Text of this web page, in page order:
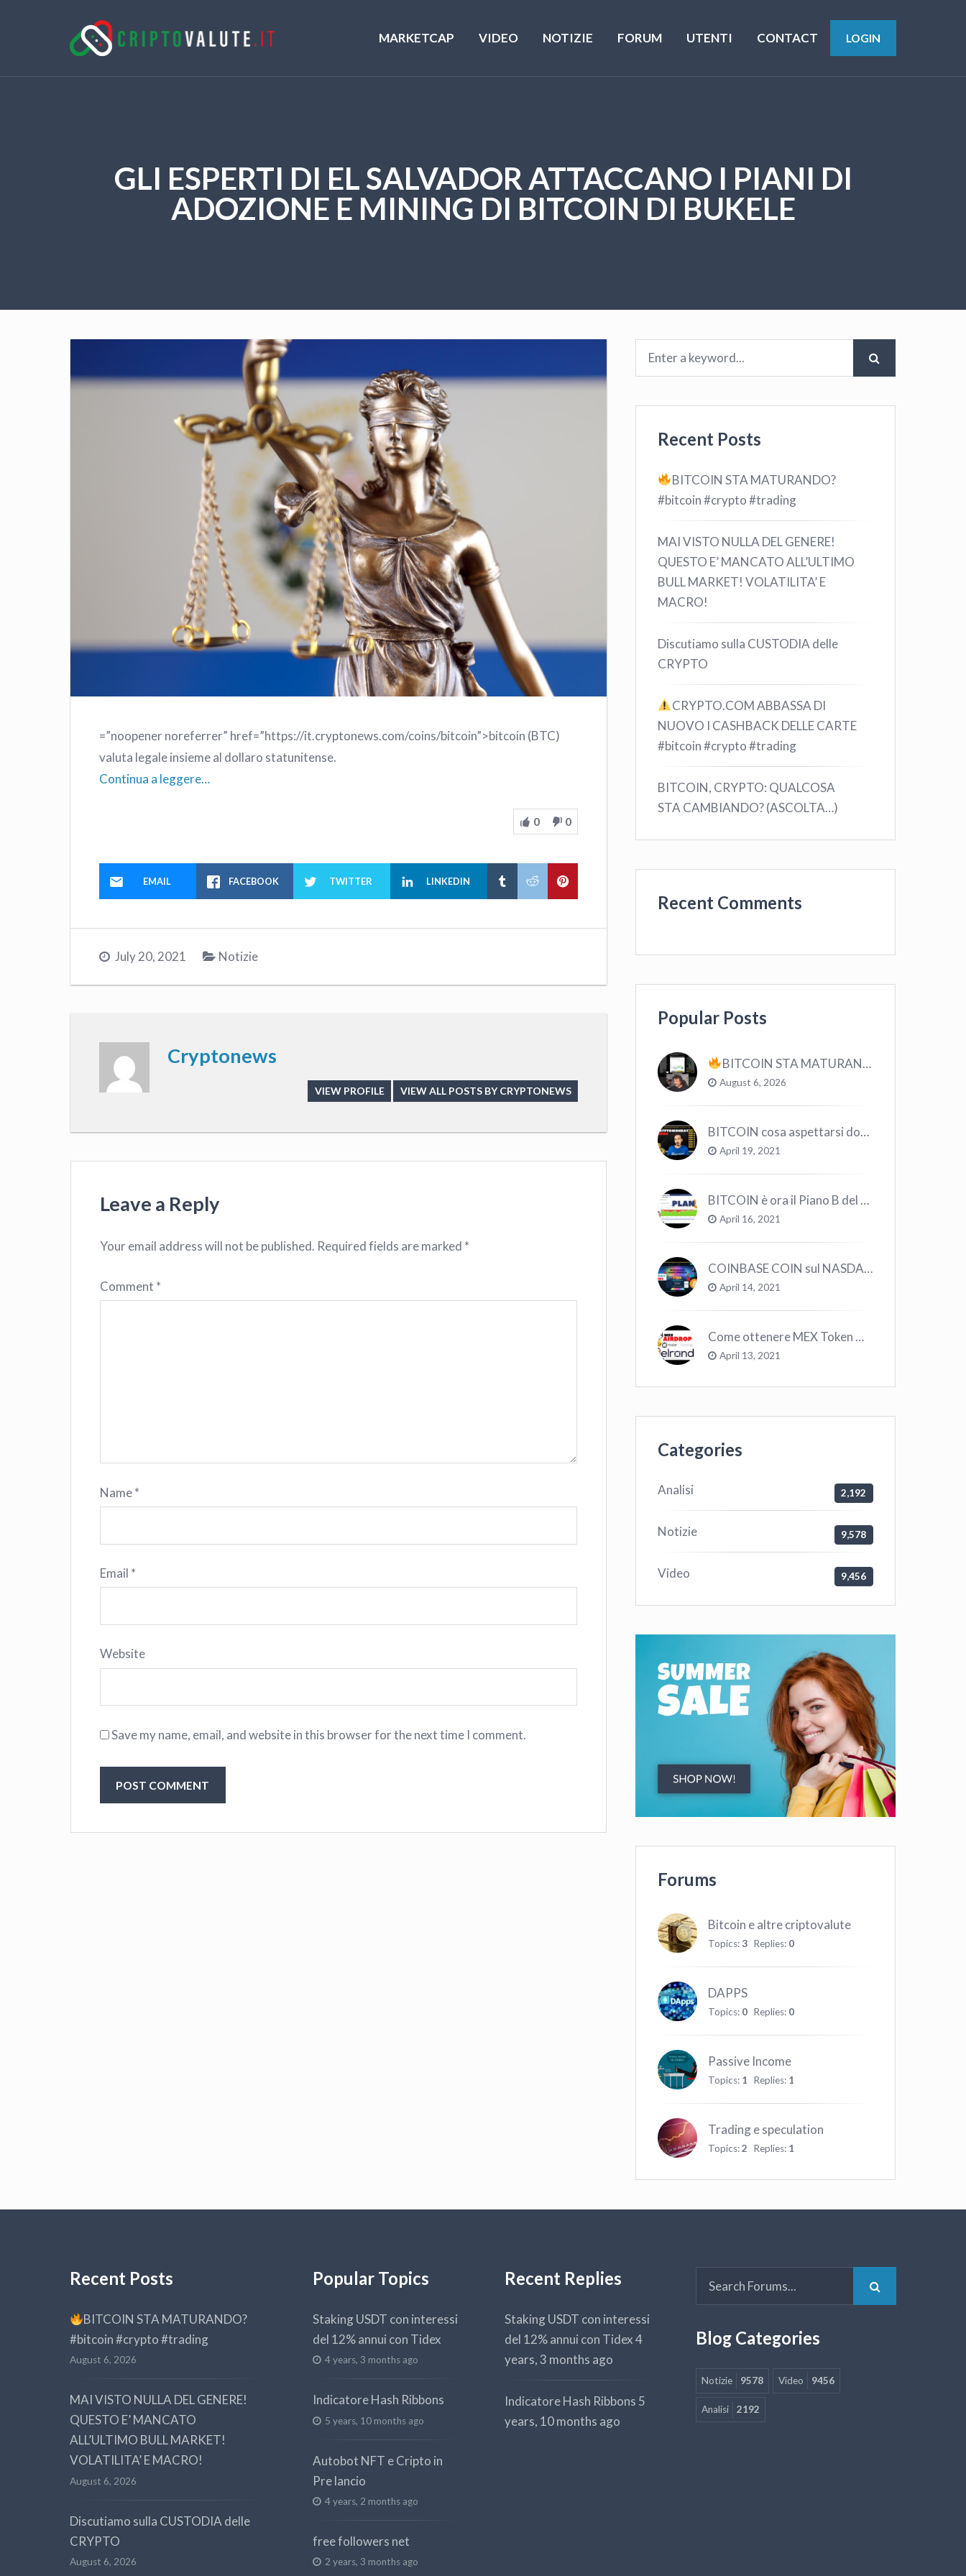
MARKETCAP VIDEO NOTIZIE FORUM UTENTI CONTACT LOGIN
GLI ESPERTI DI EL SALVADOR ATTACCANO I PIANI DI
ADOZIONE E MINING DI BITCOIN DI BUKELE
=”noopener noreferrer” href=”https://it.cryptonews.com/coins/bitcoin”>bitcoin (BTC)
valuta legale insieme al dollaro statunitense.
Continua a leggere…
0 0
EMAIL FACEBOOK TWITTER LINKEDIN
July 20, 2021 Notizie
Cryptonews
VIEW PROFILE VIEW ALL POSTS BY CRYPTONEWS
Leave a Reply
Your email address will not be published. Required fields are marked *
Comment *
Name*
Email *
Website
Save my name, email, and website in this browser for the next time I comment.
Recent Posts
BITCOIN STA MATURANDO?
#bitcoin #crypto #trading
MAI VISTO NULLA DEL GENERE!
QUESTO E’ MANCATO ALL’ULTIMO
BULL MARKET! VOLATILITA’ E
MACRO!
Discutiamo sulla CUSTODIA delle
CRYPTO
CRYPTO.COM ABBASSA DI
NUOVO I CASHBACK DELLE CARTE
#bitcoin #crypto #trading
BITCOIN, CRYPTO: QUALCOSA
STA CAMBIANDO? (ASCOLTA…)
Recent Comments
Popular Posts
BITCOIN STA MATURANDO? #bitcoin #crypto #trading
August 6, 2026
BITCOIN cosa aspettarsi dopo il “Crollo”? – CryptoMonday NEWS w16/’21
April 19, 2021
BITCOIN è ora il Piano B del Mondo
April 16, 2021
COINBASE COIN sul NASDAQ e le CRYPTO volano!
April 14, 2021
Come ottenere MEX Token GRATIS su Elrond ?
April 13, 2021
Categories
Analisi 2,192
Notizie 9,578
Video 9,456
Forums
Bitcoin e altre criptovalute
Topics:3 Replies: 0
DAPPS
Topics: 0 Replies: 0
Passive Income
Topics: 1 Replies: 1
Trading e speculation
Topics:2 Replies: 1
Recent Posts
BITCOIN STA MATURANDO?
#bitcoin #crypto #trading
August 6, 2026
MAI VISTO NULLA DEL GENERE!
QUESTO E’ MANCATO
ALL’ULTIMO BULL MARKET!
VOLATILITA’ E MACRO!
August 6, 2026
Discutiamo sulla CUSTODIA delle
CRYPTO
August 6, 2026
Popular Topics
Staking USDT con interessi
del 12% annui con Tidex
4 years, 3 months ago
Indicatore Hash Ribbons
5 years, 10 months ago
Autobot NFT e Cripto in
Pre lancio
4 years, 2 months ago
free followers net
2 years, 3 months ago
Recent Replies
Staking USDT con interessi
del 12% annui con Tidex4
years, 3 months ago
Indicatore Hash Ribbons 5
years, 10 months ago
Blog Categories
Notizie 9578 Video 9456
Analisi 2192